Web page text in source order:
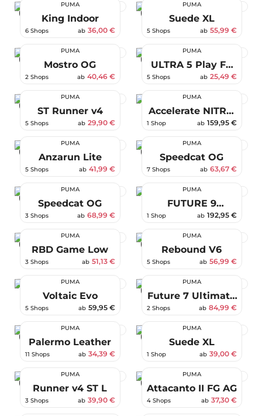
-70 %
PUMA
King Indoor
6 Shops ab 36,00 €
PUMA
Suede XL
5 Shops ab 55,99 €
PUMA
Mostro OG
2 Shops ab 40,46 €
-54 %
PUMA
ULTRA 5 Play FG
5 Shops ab 25,49 €
-50 %
PUMA
ST Runner v4
5 Shops ab 29,90 €
PUMA
Accelerate NITRO
SQD 5 ENERGY
1 Shop ab 159,95 €
-30 %
PUMA
Anzarun Lite
5 Shops ab 41,99 €
-42 %
PUMA
Speedcat OG
7 Shops ab 63,67 €
-37 %
PUMA
Speedcat OG
3 Shops ab 68,99 €
PUMA
FUTURE 9
ULTIMATE AG
1 Shop ab 192,95 €
-36 %
PUMA
RBD Game Low
3 Shops ab 51,13 €
-19 %
PUMA
Rebound V6
5 Shops ab 56,99 €
PUMA
Voltaic Evo
5 Shops ab 59,95 €
-63 %
PUMA
Future 7 Ultimate
FG AG
2 Shops ab 84,99 €
-62 %
PUMA
Palermo Leather
11 Shops ab 34,39 €
PUMA
Suede XL
1 Shop ab 39,00 €
-33 %
PUMA
Runner v4 ST L
3 Shops ab 39,90 €
-25 %
PUMA
Attacanto II FG AG
4 Shops ab 37,30 €